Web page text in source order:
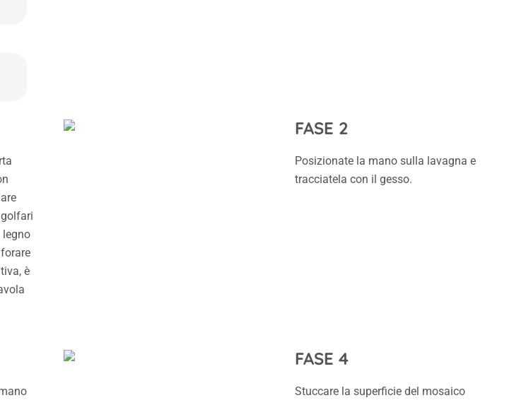
legno
è
FASE 2
Posizionate la mano sulla lavagna e
tracciatela con il gesso.
FASE 4
Stuccare la superficie del mosaico